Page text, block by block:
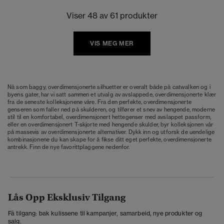
Viser 48 av 61 produkter
VIS MEG MER
Nå som baggy, overdimensjonerte silhuetter er overalt både på catwalken og i
byens gater, har vi satt sammen et utvalg av avslappede, overdimensjonerte klær
fra de seneste kolleksjonene våre. Fra den perfekte, overdimensjonerte
genseren som faller ned på skulderen, og tilfører et snev av hengende, moderne
stil til en komfortabel, overdimensjonert hettegenser med avslappet passform,
eller en overdimensjonert T-skjorte med hengende skulder, byr kolleksjonen vår
på massevis av overdimensjonerte alternativer. Dykk inn og utforsk de uendelige
kombinasjonene du kan skape for å fikse ditt eget perfekte, overdimensjonerte
antrekk. Finn de nye favorittplaggene nedenfor.
Lås Opp Eksklusiv Tilgang
Få tilgang: bak kulissene til kampanjer, samarbeid, nye produkter og
salg.